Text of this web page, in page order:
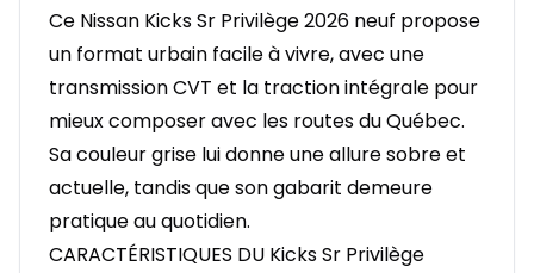
Ce Nissan Kicks Sr Privilège 2026 neuf propose
un format urbain facile à vivre, avec une
transmission CVT et la traction intégrale pour
mieux composer avec les routes du Québec.
Sa couleur grise lui donne une allure sobre et
actuelle, tandis que son gabarit demeure
pratique au quotidien.
CARACTÉRISTIQUES DU Kicks Sr Privilège